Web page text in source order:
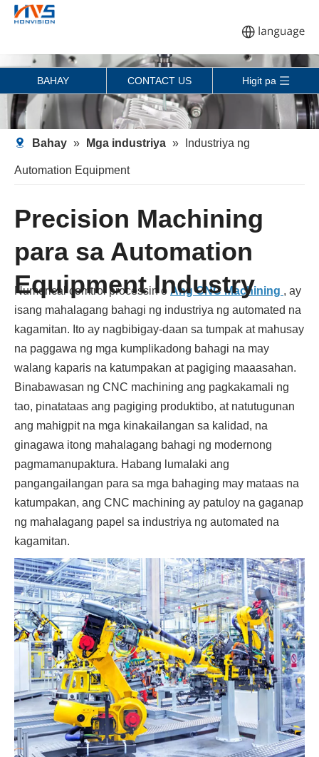
BAHAY CONTACT US Higit pa
Bahay » Mga industriya » Industriya ng
Automation Equipment
Precision Machining
para sa Automation
Equipment Industry
Numerical comtrol processin o Ang CNC Machining , ay
isang mahalagang bahagi ng industriya ng automated na
kagamitan. Ito ay nagbibigay-daan sa tumpak at mahusay
na paggawa ng mga kumplikadong bahagi na may
walang kaparis na katumpakan at pagiging maaasahan.
Binabawasan ng CNC machining ang pagkakamali ng
tao, pinatataas ang pagiging produktibo, at natutugunan
ang mahigpit na mga kinakailangan sa kalidad, na
ginagawa itong mahalagang bahagi ng modernong
pagmamanupaktura. Habang lumalaki ang
pangangailangan para sa mga bahaging may mataas na
katumpakan, ang CNC machining ay patuloy na gaganap
ng mahalagang papel sa industriya ng automated na
kagamitan.